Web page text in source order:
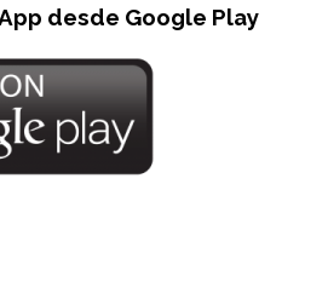
desde Google Play